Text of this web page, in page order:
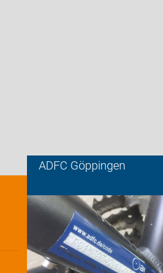
ADFC Göppingen